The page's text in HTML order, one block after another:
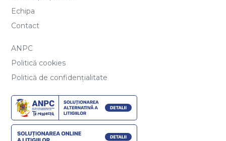
Echipa
Contact
ANPC
Politică cookies
Politică de confidențialitate